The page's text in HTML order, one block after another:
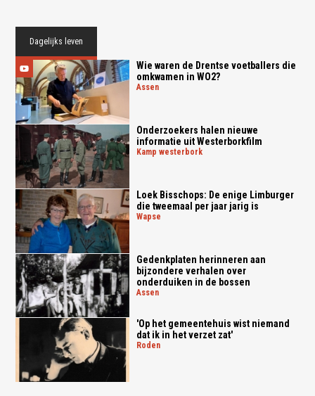
Dagelijks leven
Wie waren de Drentse voetballers die
omkwamen in WO2?
assen
Onderzoekers halen nieuwe
informatie uit Westerborkfilm
kamp westerbork
Loek Bisschops: De enige Limburger
die tweemaal per jaar jarig is
wapse
Gedenkplaten herinneren aan
bijzondere verhalen over
onderduiken in de bossen
assen
'Op het gemeentehuis wist niemand
dat ik in het verzet zat'
roden